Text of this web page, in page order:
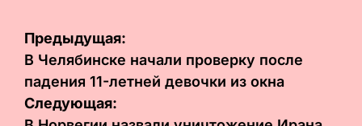
Навигация
по
записям
Предыдущая:
В Челябинске начали проверку после
падения 11-летней девочки из окна
Следующая: